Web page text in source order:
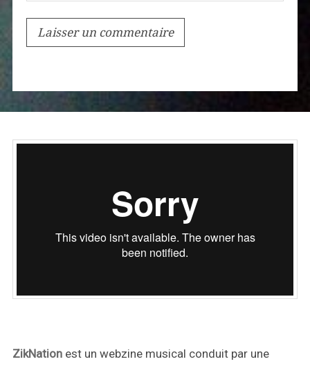
ZikNationest un webzine musical conduit par une